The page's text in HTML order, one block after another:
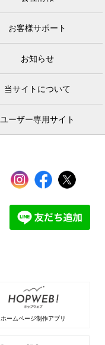
お客様サポート
お知らせ
当サイトについて
ユーザー専用サイト
ホームページ制作アプリ